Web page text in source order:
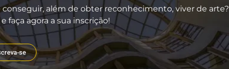
além de obter reconhecimento, viver de arte?
faça agora a sua inscrição!
se